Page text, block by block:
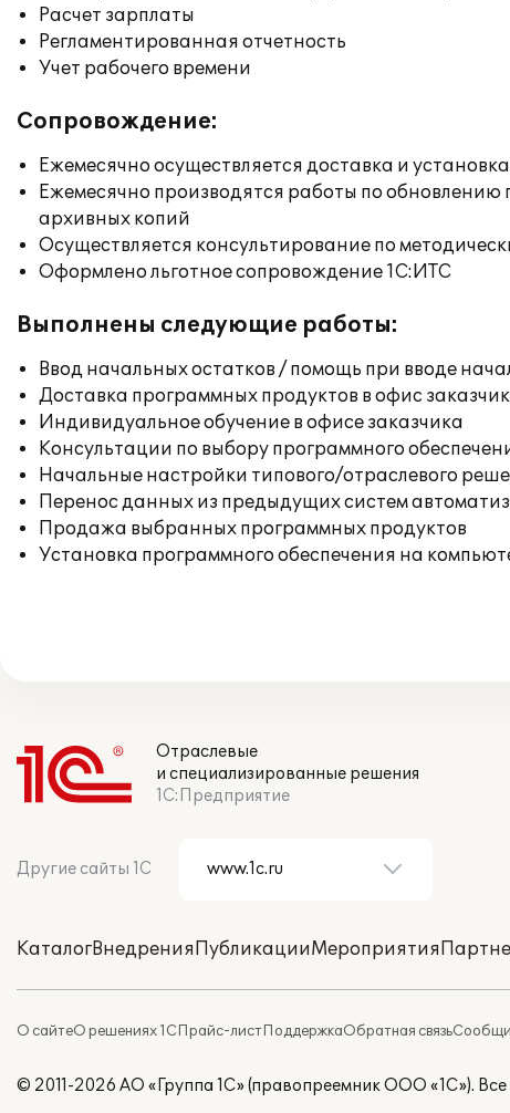
Расчет зарплаты
Регламентированная отчетность
Учет рабочего времени
Сопровождение:
Ежемесячно осуществляется доставка и
Ежемесячно производятся работы по
архивных копий
Осуществляется консультирование по
Оформлено льготное сопровождение 1С:ИТС
Выполнены следующие работы:
Ввод начальных остатков / помощь при вводе
Доставка программных продуктов в офис
Индивидуальное обучение в офисе заказчика
Консультации по выбору программного
Начальные настройки типового/отраслевого
Перенос данных из предыдущих систем
Продажа выбранных программных продуктов
Установка программного обеспечения на
Отраслевые
и специализированные решения
1С:Предприятие
Другие сайты 1С
КаталогВнедренияПубликацииМероприятия
О сайтеО решениях 1СПрайс-листПоддержкаОбратная связь
© 2011-2026 АО «Группа 1С» (правопреемник ООО «1С»).